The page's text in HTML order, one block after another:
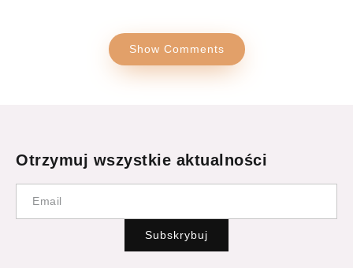
Show Comments
Otrzymuj wszystkie aktualności
Subskrybuj